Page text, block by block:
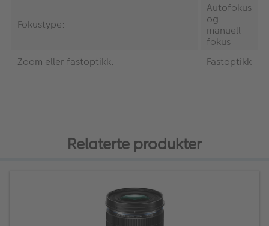
Fokustype:
Autofokus
og
manuell
fokus
Zoom eller fastoptikk:
Fastoptikk
Relaterte produkter